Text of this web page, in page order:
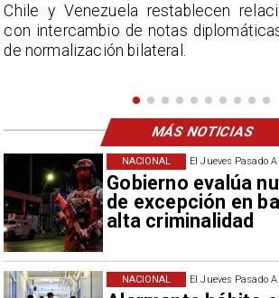
El Jueves Pasado
Gobierno evalúa
de excepción en
alta criminalidad
NACIONAL
El Jueves Pasado
NACIONAL
La Confederación Nacional de
considera inaceptable que se
Campillai como 'señora de feria',
MÁS NOTICIAS